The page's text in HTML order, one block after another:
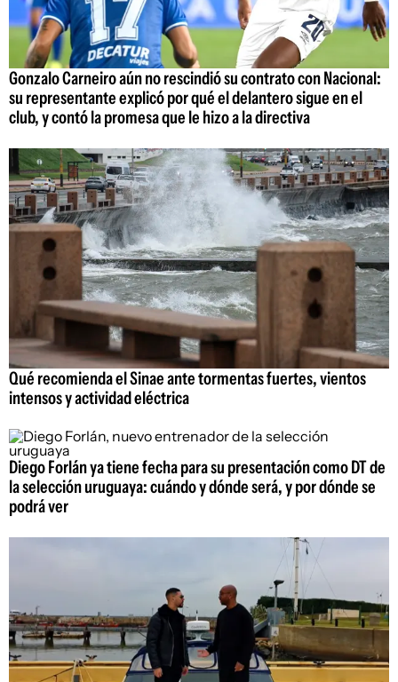
Gonzalo Carneiro aún no rescindió su contrato con Nacional:
su representante explicó por qué el delantero sigue en el
club, y contó la promesa que le hizo a la directiva
Qué recomienda el Sinae ante tormentas fuertes, vientos
intensos y actividad eléctrica
Diego Forlán ya tiene fecha para su presentación como DT de
la selección uruguaya: cuándo y dónde será, y por dónde se
podrá ver